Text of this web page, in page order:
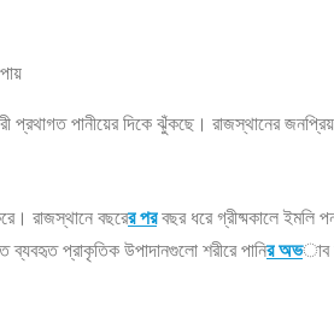
প্রথাগত পানীয়ের দিকে ঝুঁকছে। রাজস্থানের
রাজস্থানে বছরের পরবছর ধরে গ্রীষ্মকালে ইমলি
ব্যবহৃত প্রাকৃতিক উপাদানগুলো শরীরে পানির অভাব